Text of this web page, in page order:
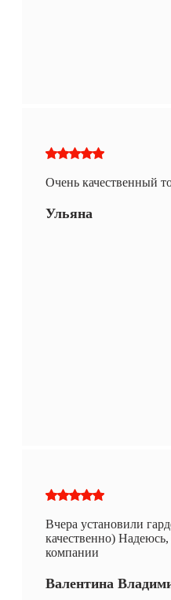
Очень качественный
Ульяна
Вчера установили
качественно)
компании
Валентина